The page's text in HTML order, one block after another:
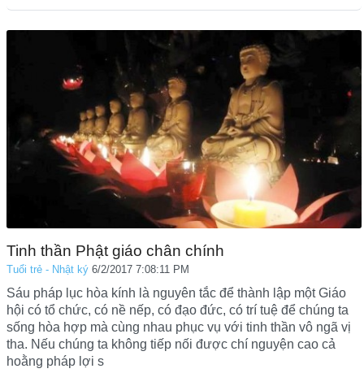
Tinh thần Phật giáo chân chính
Tuổi trẻ - Nhật ký 6/2/2017 7:08:11 PM
Sáu pháp lục hòa kính là nguyên tắc để thành lập một Giáo
hội có tổ chức, có nề nếp, có đạo đức, có trí tuệ để chúng ta
sống hòa hợp mà cùng nhau phục vụ với tinh thần vô ngã vị
tha. Nếu chúng ta không tiếp nối được chí nguyện cao cả
hoằng pháp lợi s